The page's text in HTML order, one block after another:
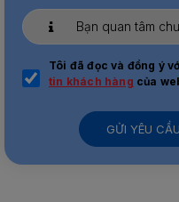
Tôi đã đọc và đồng ý
tin khách hàng của
GỬI YÊU CẦU